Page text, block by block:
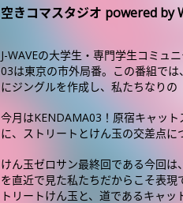
空きコマスタジオ powered by
J-WAVEの大学生・専門学生コミュ
03は東京の市外局番。この番組で
にジングルを作成し、私たちなりの
今月はKENDAMA03！原宿キャッ
に、ストリートとけん玉の交差点に
けん玉ゼロサン最終回である今回
を直近で見た私たちだからこそ表
トリートけん玉と、道であるキャッ